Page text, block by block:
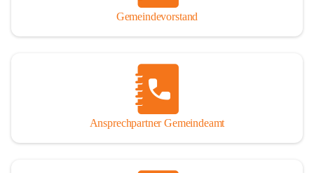
Gemeindevorstand
Ansprechpartner Gemeindeamt